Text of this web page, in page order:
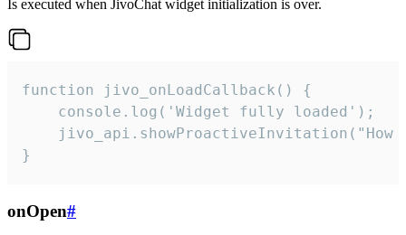
Is executed when JivoChat widget initialization is over.
function jivo_onLoadCallback() {
    console.log('Widget fully loaded');
jivo_api.showProactiveInvitation("How
}
onOpen#